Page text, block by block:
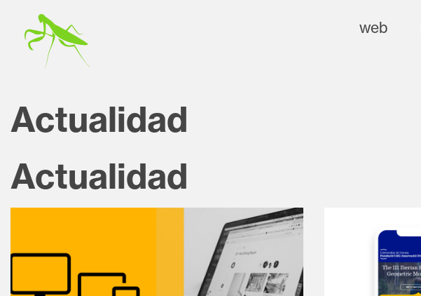
web
Actualidad
Actualidad